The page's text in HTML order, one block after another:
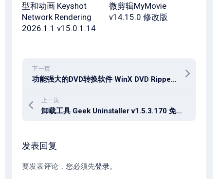
型和动画 Keyshot
Network Rendering
2026.1.1 v15.0.1.14
微剪辑MyMovie
v14.15.0 修改版
下一页
功能强大的DVD转换软件 WinX DVD Ripper Platinum v8.22.2.246 中文特别版
上一页
卸载工具 Geek Uninstaller v1.5.3.170 免费版
发表回复
要发表评论，您必须先登录。